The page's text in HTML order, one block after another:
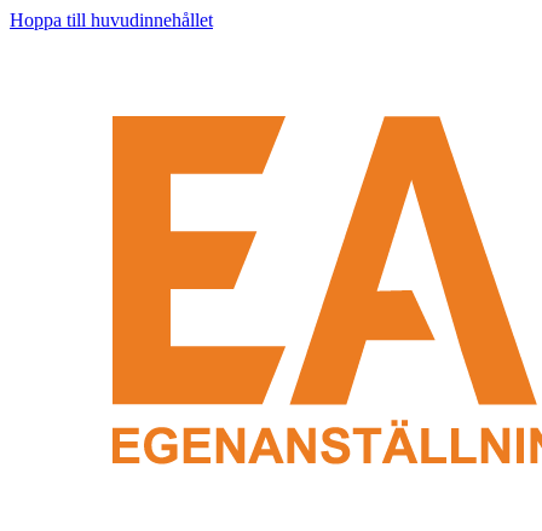
Hoppa till huvudinnehållet